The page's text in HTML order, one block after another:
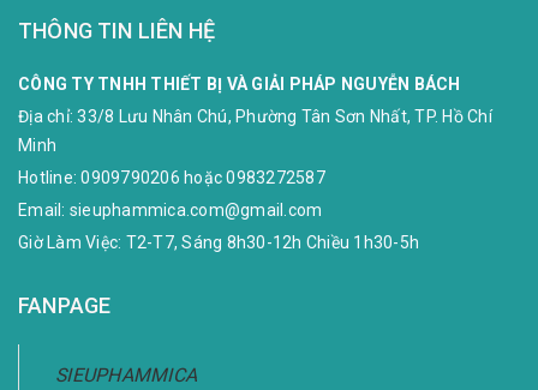
THÔNG TIN LIÊN HỆ
CÔNG TY TNHH THIẾT BỊ VÀ GIẢI PHÁP NGUYỄN BÁCH
Địa chỉ:33/8 Lưu Nhân Chú, Phường Tân Sơn Nhất, TP. Hồ Chí
Minh
Hotline:0909790206 hoặc0983272587
Email: sieuphammica.com@gmail.com
Giờ Làm Việc: T2-T7, Sáng 8h30-12h Chiều 1h30-5h
FANPAGE
SIEUPHAMMICA